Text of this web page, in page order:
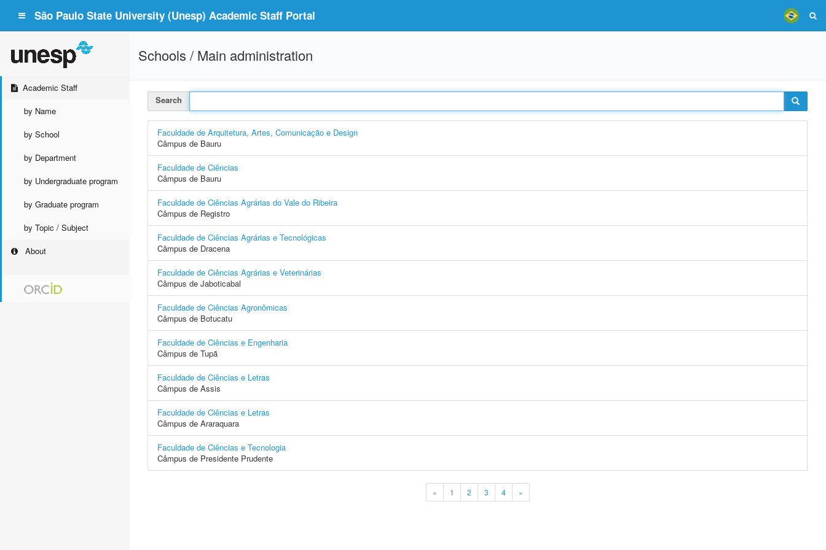
São Paulo State University (Unesp) Academic Staff Portal
Academic Staff
by Name
by School
by Department
by Undergraduate program
by Graduate program
by Topic / Subject
About
Schools / Main administration
Search
Faculdade de Arquitetura, Artes, Comunicação e Design
Câmpus de Bauru
Faculdade de Ciências
Câmpus de Bauru
Faculdade de Ciências Agrárias do Vale do Ribeira
Câmpus de Registro
Faculdade de Ciências Agrárias e Tecnológicas
Câmpus de Dracena
Faculdade de Ciências Agrárias e Veterinárias
Câmpus de Jaboticabal
Faculdade de Ciências Agronômicas
Câmpus de Botucatu
Faculdade de Ciências e Engenharia
Câmpus de Tupã
Faculdade de Ciências e Letras
Câmpus de Assis
Faculdade de Ciências e Letras
Câmpus de Araraquara
Faculdade de Ciências e Tecnologia
Câmpus de Presidente Prudente
« 1 2 3 4 »